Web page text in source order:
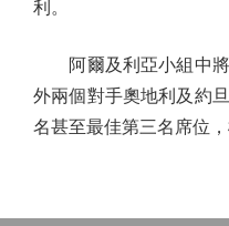
利。
阿爾及利亞小組中將
外兩個對手奧地利及約
名甚至最佳第三名席位，